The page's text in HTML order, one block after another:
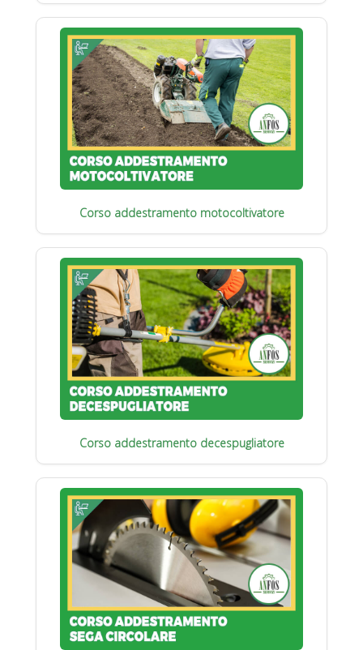
Corso addestramento motocoltivatore
Corso addestramento decespugliatore